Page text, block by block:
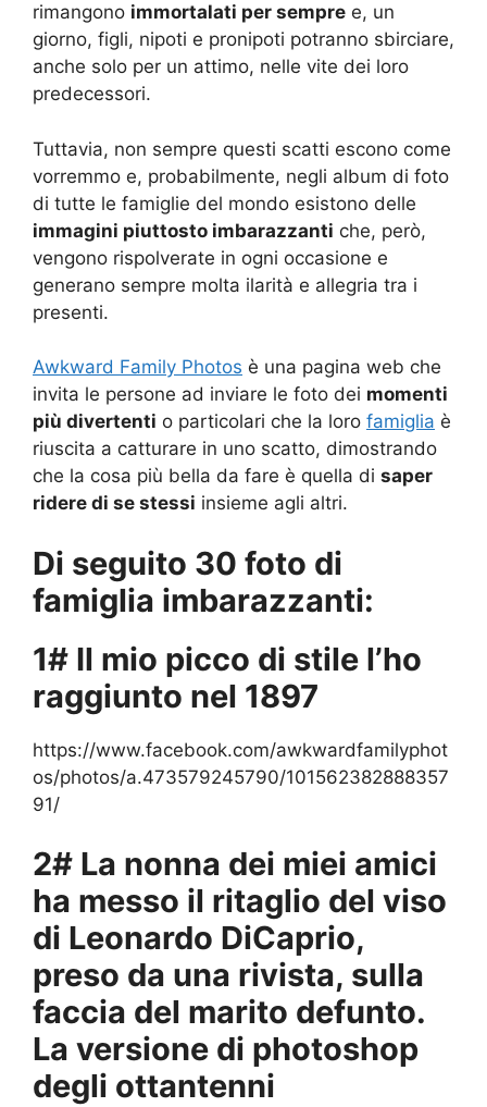
rimangono immortalati per sempre e, un
giorno, figli, nipoti e pronipoti potranno sbirciare,
anche solo per un attimo, nelle vite dei loro
predecessori.
Tuttavia, non sempre questi scatti escono come
vorremmo e, probabilmente, negli album di foto
di tutte le famiglie del mondo esistono delle
immagini piuttosto imbarazzanti che, però,
vengono rispolverate in ogni occasione e
generano sempre molta ilarità e allegria tra i
presenti.
Awkward Family Photos è una pagina web che
invita le persone ad inviare le foto dei momenti
più divertenti o particolari che la loro famiglia è
riuscita a catturare in uno scatto, dimostrando
che la cosa più bella da fare è quella di saper
ridere di se stessi insieme agli altri.
Di seguito 30 foto di
famiglia imbarazzanti:
1# Il mio picco di stile l’ho
raggiunto nel 1897
https://www.facebook.com/awkwardfamilyphot
os/photos/a.473579245790/101562382888357
91/
2# La nonna dei miei amici
ha messo il ritaglio del viso
di Leonardo DiCaprio,
preso da una rivista, sulla
faccia del marito defunto.
La versione di photoshop
degli ottantenni